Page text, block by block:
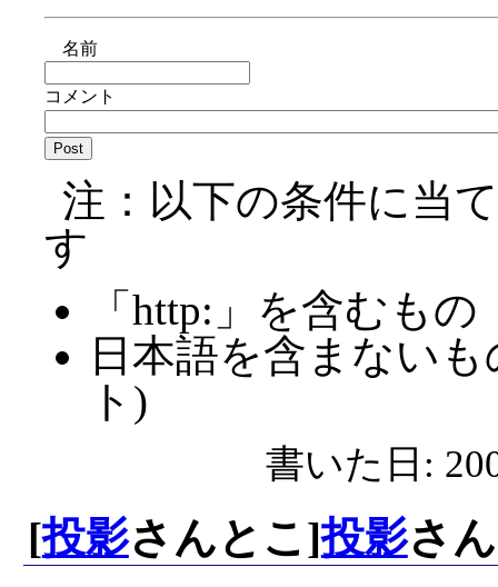
名前
コメント
注：以下の条件に当
す
「http:」を含むもの
日本語を含まない
ト)
書いた日:
[投影さんとこ]投影さ